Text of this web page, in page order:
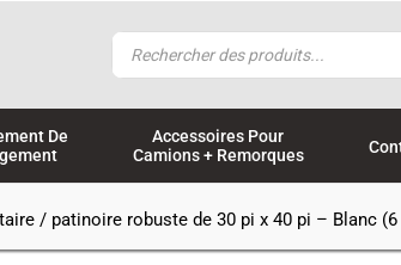
Recherche
de
produits
De
Accessoires Pour
Camions + Remorques
/ patinoire robuste de 30 pi x 40 pi – Blanc